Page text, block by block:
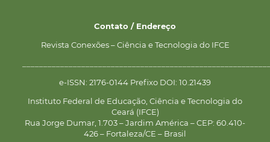
Contato / Endereço
Revista Conexões – Ciência e Tecnologia do IFCE
e-ISSN: 2176-0144 Prefixo DOI: 10.21439
Instituto Federal de Educação, Ciência e Tecnologia do
Ceará (IFCE)
Rua Jorge Dumar, 1.703 – Jardim América – CEP: 60.410-
426 – Fortaleza/CE – Brasil